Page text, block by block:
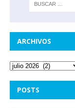
ARCHIVOS
POSTS